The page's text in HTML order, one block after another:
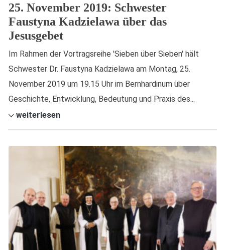
25. November 2019: Schwester
Faustyna Kadzielawa über das
Jesusgebet
Im Rahmen der Vortragsreihe 'Sieben über Sieben' hält
Schwester Dr. Faustyna Kadzielawa am Montag, 25.
November 2019 um 19.15 Uhr im Bernhardinum über
Geschichte, Entwicklung, Bedeutung und Praxis des...
weiterlesen